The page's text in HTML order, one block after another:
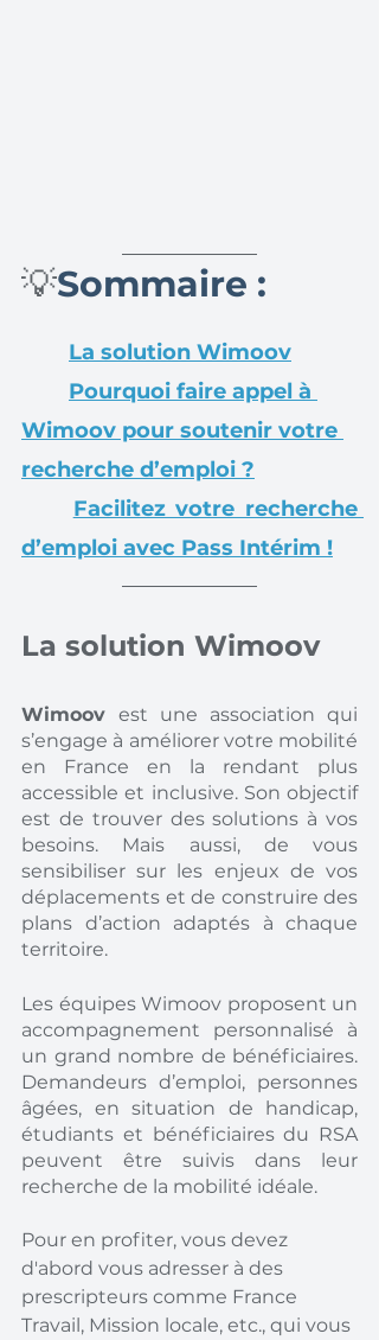
💡Sommaire :
La solution Wimoov
Pourquoi faire appel à
Wimoov pour soutenir votre
recherche d’emploi ?
Facilitez votre recherche
d’emploi avec Pass Intérim !
La solution Wimoov
Wimoov est une association qui
s’engage à améliorer votre mobilité
en France en la rendant plus
accessible et inclusive. Son objectif
est de trouver des solutions à vos
besoins. Mais aussi, de vous
sensibiliser sur les enjeux de vos
déplacements et de construire des
plans d’action adaptés à chaque
territoire.
Les équipes Wimoov proposent un
accompagnement personnalisé à
un grand nombre de bénéficiaires.
Demandeurs d’emploi, personnes
âgées, en situation de handicap,
étudiants et bénéficiaires du RSA
peuvent être suivis dans leur
recherche de la mobilité idéale.
Pour en profiter, vous devez
d'abord vous adresser à des
prescripteurs comme France
Travail, Mission locale, etc., qui vous